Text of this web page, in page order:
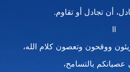
أن تجادل أو تقاوم.
II
ووقحون وتعصون كلام الله،
عصيانكم بالتسامح،